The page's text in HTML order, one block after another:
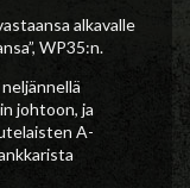
alkavalle
WP35:n.
johtoon, ja
A-